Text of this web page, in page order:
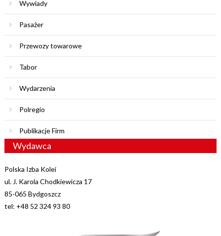
Wywiady
Pasażer
Przewozy towarowe
Tabor
Wydarzenia
Polregio
Publikacje Firm
Wydawca
Polska Izba Kolei
ul. J. Karola Chodkiewicza 17
85-065 Bydgoszcz
tel: +48 52 324 93 80